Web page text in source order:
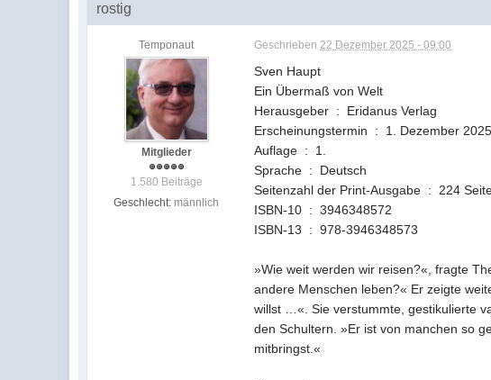
rostig
Temponaut
Mitglieder
1.580 Beiträge
Geschlecht: männlich
Geschrieben22 Dezember 2025 - 09:00
Sven Haupt
Ein Übermaß von Welt
Herausgeber ‏ : ‎ Eridanus Verlag
Erscheinungstermin ‏ : ‎ 1. Dezember 2025
Auflage ‏ : ‎ 1.
Sprache ‏ : ‎ Deutsch
Seitenzahl der Print-Ausgabe ‏ : ‎ 224
ISBN-10 ‏ : ‎ 3946348572
ISBN-13 ‏ : ‎ 978-3946348573
»Wie weit werden wir reisen?«, fragte
andere Menschen leben?« Er zeigte
willst …«. Sie verstummte, gestikulierte
den Schultern. »Er ist von manchen so
mitbringst.«